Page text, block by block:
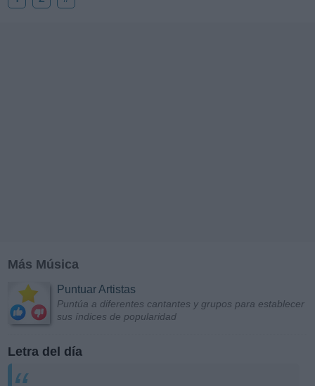
Más Música
Puntuar Artistas
Puntúa a diferentes cantantes y grupos para establecer
sus índices de popularidad
Letra del día